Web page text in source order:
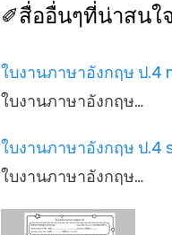
✐สื่ออื่นๆที่น่าสนใ
ใบงานภาษาอังกฤษ ป.4
ใบงานภาษาอังกฤษ…
ใบงานภาษาอังกฤษ ป.4
ใบงานภาษาอังกฤษ…